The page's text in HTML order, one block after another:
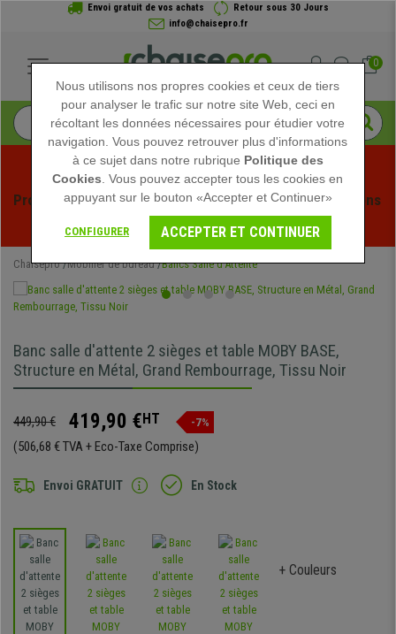
Envoi gratuit de vos achats
Retour sous 30 Jours
info@chaisepro.fr
0
Profitez des soldes d'été chez Chaisepro ! Des réductions
exclusives pour une durée limitée - Voir l'offre
Chaisepro Mobilier de bureau Bancs Salle d'Attente
Banc salle d'attente 2 sièges et table MOBY BASE,
Structure en Métal, Grand Rembourrage, Tissu Noir
449,90 € 419,90 €HT -7%
(506,68 € TVA + Eco-Taxe Comprise)
Envoi GRATUIT En Stock
+ Couleurs
Nous utilisons nos propres cookies et ceux de tiers
pour analyser le trafic sur notre site Web, ceci en
récoltant les données nécessaires pour étudier votre
navigation. Vous pouvez retrouver plus d'informations
à ce sujet dans notre rubrique Politique des
Cookies . Vous pouvez accepter tous les cookies en
appuyant sur le bouton «Accepter et Continuer»
CONFIGURER ACCEPTER ET CONTINUER